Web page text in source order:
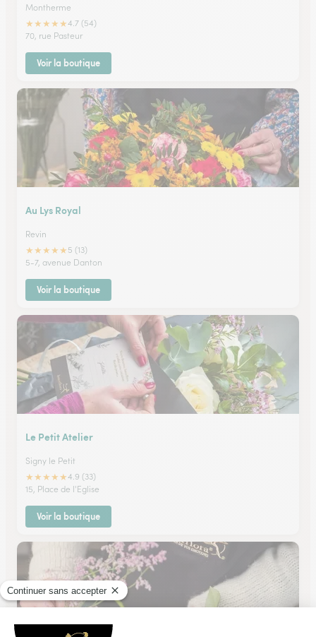
Montherme
★★★★★4.7 (54)
70, rue Pasteur
Voir la boutique
Au Lys Royal
Revin
★★★★★ 5 (13)
5-7, avenue Danton
Voir la boutique
Le Petit Atelier
Signy le Petit
★★★★★4.9 (33)
15, Place de l'Eglise
Voir la boutique